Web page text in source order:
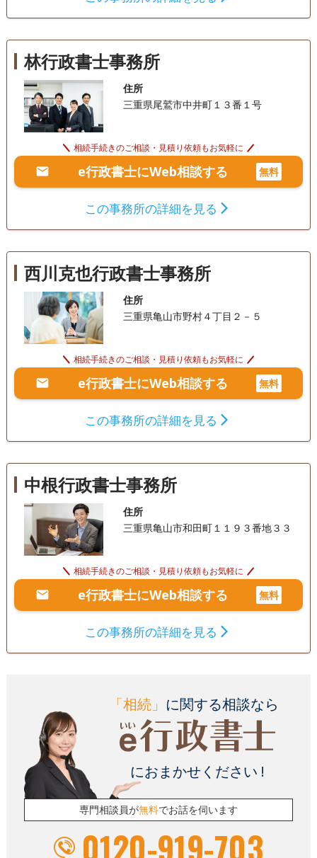
林行政書士事務所
住所
三重県尾鷲市中井町１３番１号
相続手続きのご相談・見積り依頼もお気軽に
e行政書士にWeb相談する 無料
この事務所の詳細を見る
西川克也行政書士事務所
住所
三重県亀山市野村４丁目２－５
相続手続きのご相談・見積り依頼もお気軽に
e行政書士にWeb相談する 無料
この事務所の詳細を見る
中根行政書士事務所
住所
三重県亀山市和田町１１９３番地３３
相続手続きのご相談・見積り依頼もお気軽に
e行政書士にWeb相談する 無料
この事務所の詳細を見る
「相続」 に関する相談なら
におまかせください !
専門相談員が無料でお話を伺います
0120-919-703